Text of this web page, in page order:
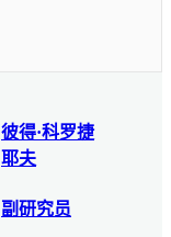
彼得·科罗捷
耶夫
副研究员